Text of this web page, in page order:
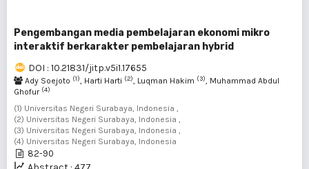
Pengembangan media pembelajaran ekonomi mikro
interaktif berkarakter pembelajaran hybrid
DOI : 10.21831/jitp.v5i1.17655
Ady Soejoto (1), Harti Harti (2), Luqman Hakim (3), Muhammad Abdul
Ghofur (4)
(1) Universitas Negeri Surabaya, Indonesia ,
(2) Universitas Negeri Surabaya, Indonesia ,
(3) Universitas Negeri Surabaya, Indonesia ,
(4) Universitas Negeri Surabaya, Indonesia
82-90